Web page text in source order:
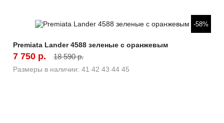
Быстрый просмотр -58%
Premiata Lander 4588 зеленые с оранжевым
7 750 р. 18 590 р.
Размеры в наличии: 41 42 43 44 45